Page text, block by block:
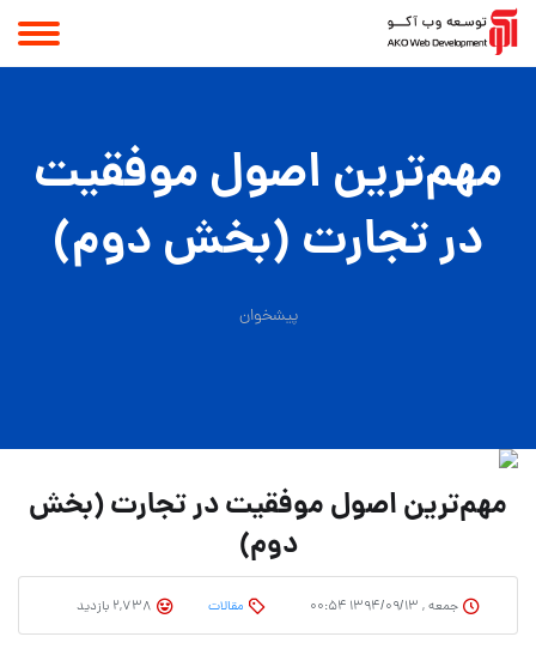
مهم‌ترين اصول موفقيت
در تجارت (بخش دوم)
پیشخوان
مهم‌ترين اصول موفقيت در تجارت (بخش
دوم)
جمعه , ۱۳۹۴/۰۹/۱۳ ۰۰:۵۴ مقالات